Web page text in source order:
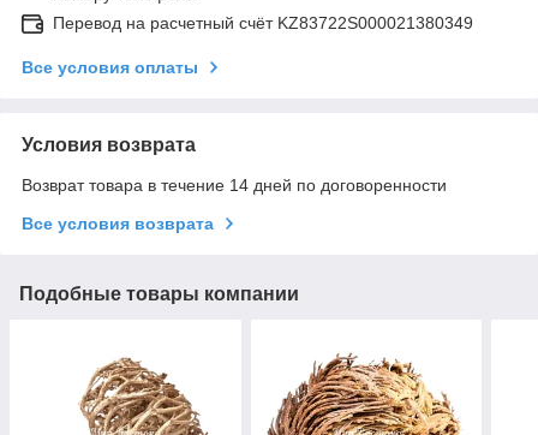
Перевод на расчетный счёт KZ83722S000021380349
Все условия оплаты
Условия возврата
Возврат товара в течение 14 дней по договоренности
Все условия возврата
Подобные товары компании